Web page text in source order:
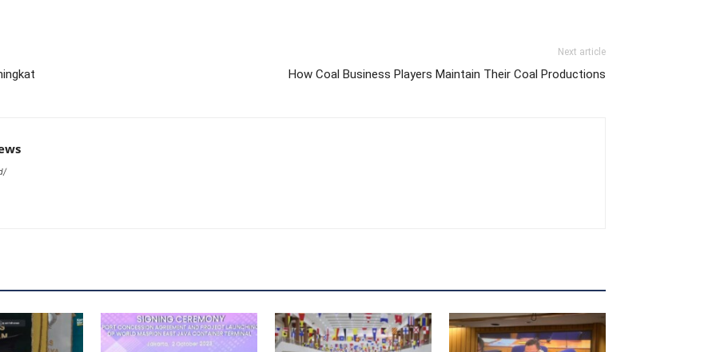
Next article
How Coal Business Players Maintain Their Coal Productions